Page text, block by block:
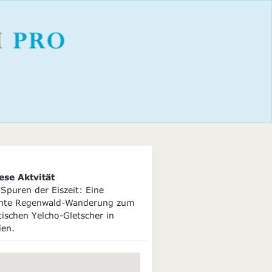
Aktvität
der Eiszeit: Eine
Regenwald-Wanderung zum
Yelcho-Gletscher in